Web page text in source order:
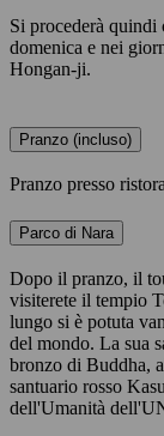
Si procederà quindi
domenica e nei
Hongan-ji.
Pranzo (incluso)
Pranzo presso
Parco di Nara
Dopo il pranzo, il
visiterete il tempio
lungo si è potuta
del mondo. La sua
bronzo di Buddha,
santuario rosso
dell'Umanità